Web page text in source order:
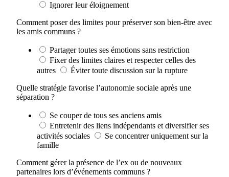
Ignorer leur éloignement
Comment poser des limites pour préserver son bien-être avec
les amis communs ?
Partager toutes ses émotions sans restriction
Fixer des limites claires et respecter celles des
autres
Éviter toute discussion sur la rupture
Quelle stratégie favorise l’autonomie sociale après une
séparation ?
Se couper de tous ses anciens amis
Entretenir des liens indépendants et diversifier ses
activités sociales
Se concentrer uniquement sur la
famille
Comment gérer la présence de l’ex ou de nouveaux
partenaires lors d’événements communs ?